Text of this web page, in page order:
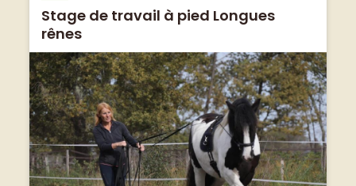
Stage de travail à pied Longues
rênes